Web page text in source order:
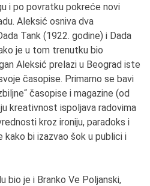
i po povratku pokreće novi
Aleksić osniva dva
Tank (1922. godine) i Dada
je u tom trenutku bio
Aleksić prelazi u Beograd iste
časopise. Primarno se bavi
časopise i magazine (od
kreativnost ispoljava radovima
kroz ironiju, paradoks i
bi izazvao šok u publici i
bio je i Branko Ve Poljanski,